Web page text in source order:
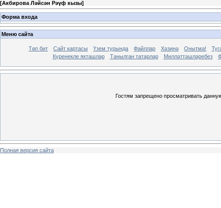
[Акбирова Ләйсән Рәүф кызы]
Форма входа
Меню сайта
Төп бит Сайт картасы Үзем турында Файллар Хәзинә Онытма!
Күренекле якташлар
Танылган татарлар Милләттәшләребез
Гостям запрещено просматривать
Полная версия сайта